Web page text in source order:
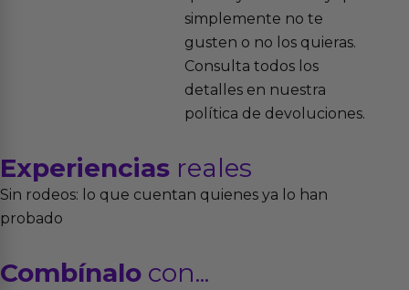
simplemente no te
gusten o no los quieras.
Consulta todos los
detalles en nuestra
política de devoluciones.
Experiencias reales
Sin rodeos: lo que cuentan quienes ya lo han
probado
Combínalo con...